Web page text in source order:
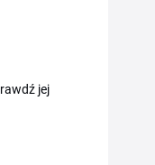
jej